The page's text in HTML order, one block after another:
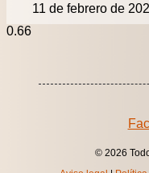
11 de febrero de
© 2026